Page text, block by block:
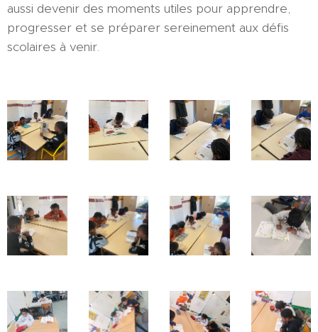
aussi devenir des moments utiles pour apprendre,
progresser et se préparer sereinement aux défis
scolaires à venir.